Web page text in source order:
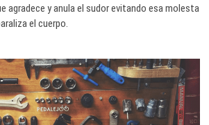
agradece y anula el sudor evitando esa molesta
el cuerpo.